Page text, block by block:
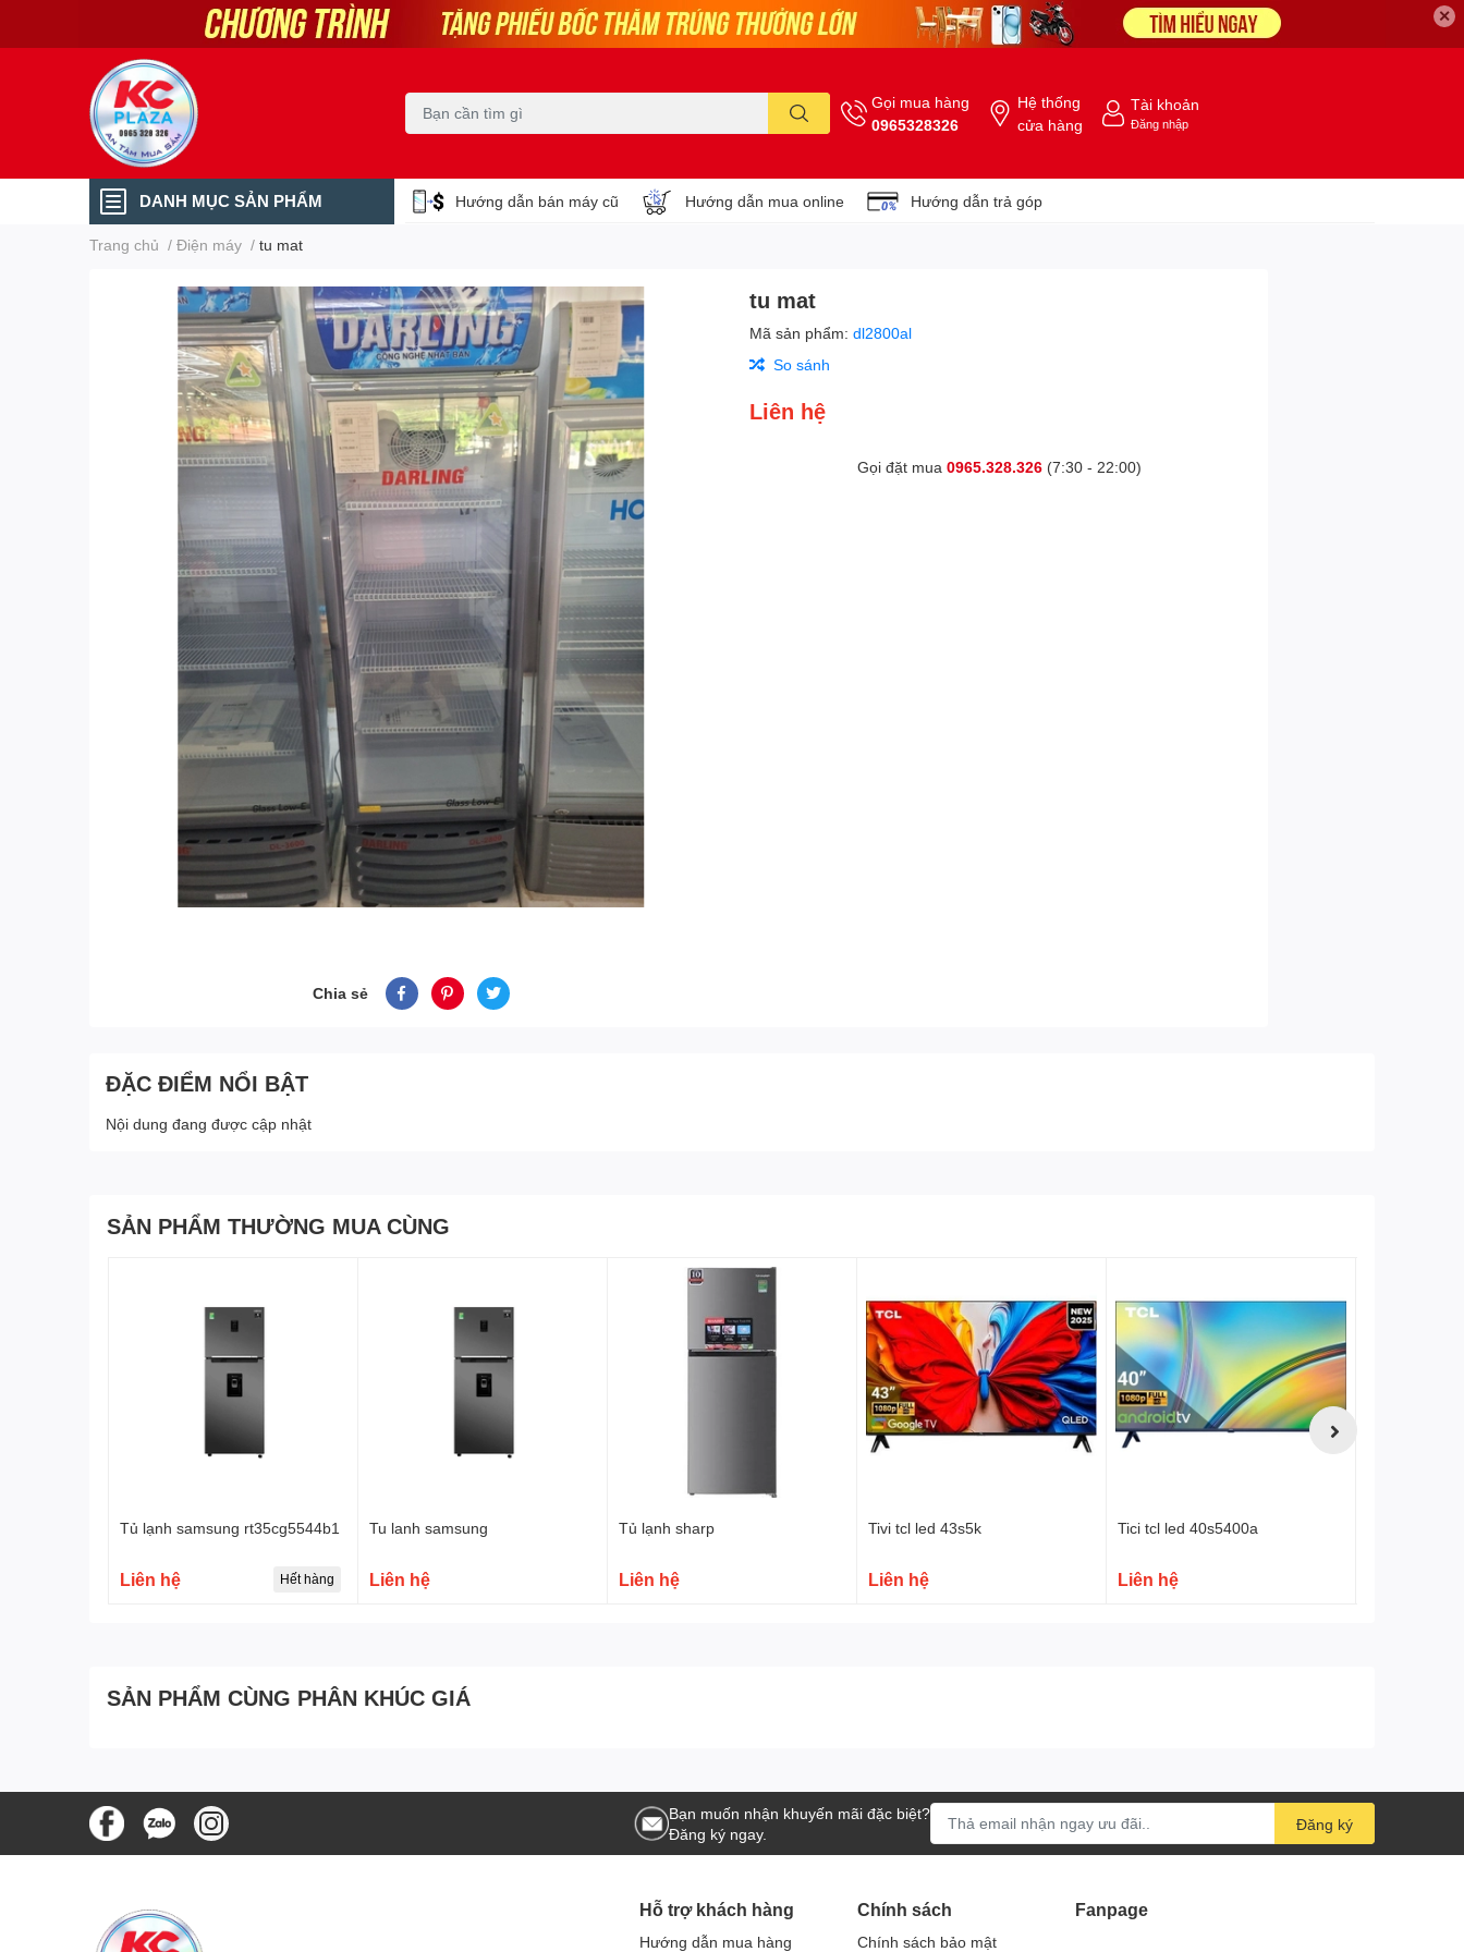
✕
Gọi mua hàng
0965328326
Hệ thống
cửa hàng
Tài khoản
Đăng nhập
DANH MỤC SẢN PHẨM Hướng dẫn bán máy cũ Hướng dẫn mua online Hướng dẫn trả góp
Trang chủ / Điện máy / tu mat
Chia sẻ
tu mat
Mã sản phẩm: dl2800al
So sánh
Liên hệ
Gọi đặt mua0965.328.326 (7:30 - 22:00)
ĐẶC ĐIỂM NỔI BẬT
Nội dung đang được cập nhật
SẢN PHẨM THƯỜNG MUA CÙNG
Tủ lạnh samsung rt35cg5544b1
Liên hệ Hết hàng
Tu lanh samsung
Liên hệ
Tủ lạnh sharp
Liên hệ
Tivi tcl led 43s5k
Liên hệ
Tici tcl led 40s5400a
Liên hệ
SẢN PHẨM CÙNG PHÂN KHÚC GIÁ
Bạn muốn nhận khuyến mãi đặc biệt?
Đăng ký ngay.
Đăng ký
Hỗ trợ khách hàng
Hướng dẫn mua hàng
Chính sách
Chính sách bảo mật
Fanpage